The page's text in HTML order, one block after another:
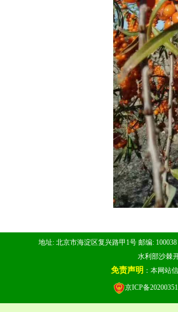
地址: 北京市海淀区复兴路甲1号 邮编:
水利部沙棘
免责声明 ：本网站
京ICP备